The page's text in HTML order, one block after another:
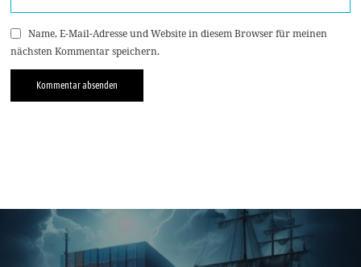
Name, E-Mail-Adresse und Website in diesem Browser für meinen
nächsten Kommentar speichern.